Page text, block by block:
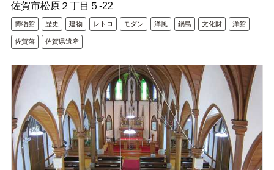
佐賀市松原２丁目５-22
博物館 歴史 建物 レトロ モダン 洋風 鍋島 文化財 洋館
佐賀藩 佐賀県遺産